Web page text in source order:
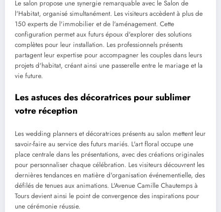
Le salon propose une synergie remarquable avec le Salon de
l'Habitat, organisé simultanément. Les visiteurs accèdent à plus de
150 experts de l'immobilier et de l'aménagement. Cette
configuration permet aux futurs époux d'explorer des solutions
complètes pour leur installation. Les professionnels présents
partagent leur expertise pour accompagner les couples dans leurs
projets d'habitat, créant ainsi une passerelle entre le mariage et la
vie future.
Les astuces des décoratrices pour sublimer
votre réception
Les wedding planners et décoratrices présents au salon mettent leur
savoir-faire au service des futurs mariés. L'art floral occupe une
place centrale dans les présentations, avec des créations originales
pour personnaliser chaque célébration. Les visiteurs découvrent les
dernières tendances en matière d'organisation événementielle, des
défilés de tenues aux animations. L'Avenue Camille Chautemps à
Tours devient ainsi le point de convergence des inspirations pour
une cérémonie réussie.